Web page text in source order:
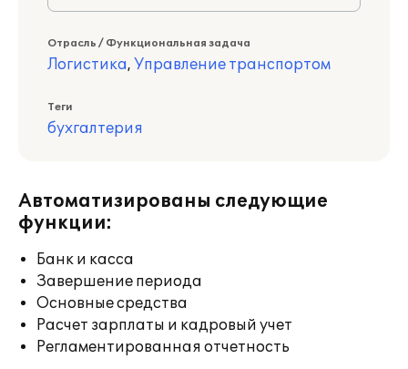
Отрасль / Функциональная задача
Логистика, Управление транспортом
Теги
бухгалтерия
Автоматизированы следующие
функции:
Банк и касса
Завершение периода
Основные средства
Расчет зарплаты и кадровый учет
Регламентированная отчетность